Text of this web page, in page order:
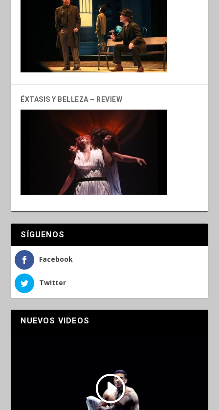
ÉXTASIS Y BELLEZA – REVIEW
SÍGUENOS
Facebook
Twitter
NUEVOS VIDEOS